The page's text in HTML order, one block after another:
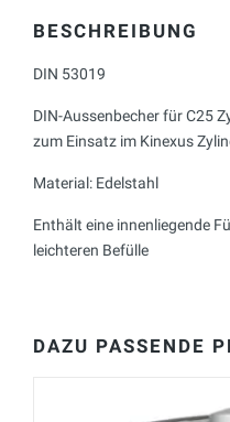
BESCHREIBUNG
DIN 53019
DIN-Aussenbecher für C25
zum Einsatz im Kinexus
Material: Edelstahl
Enthält eine innenliegende
leichteren Befülle
DAZU PASSENDE